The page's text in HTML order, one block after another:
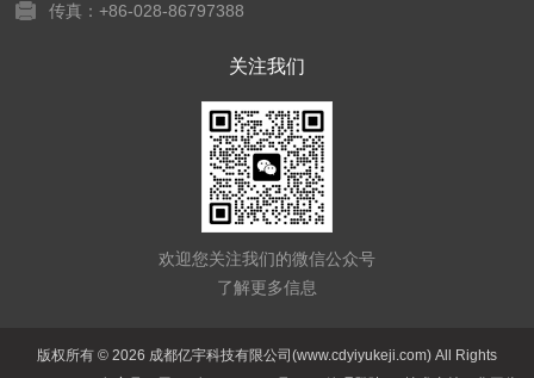
传真：+86-028-86797388
关注我们
欢迎您关注我们的微信公众号
了解更多信息
版权所有 © 2026 成都亿宇科技有限公司(www.cdyiyukeji.com) All Rights